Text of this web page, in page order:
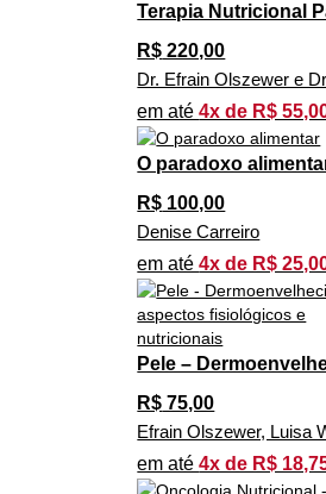
Terapia Nutricional
R$ 220,00
Dr. Efrain Olszewer e
em até4x de R$
O paradoxo
R$ 100,00
Denise Carreiro
em até4x de R$
Pele –
R$ 75,00
Efrain Olszewer, Luisa
em até4x de R$